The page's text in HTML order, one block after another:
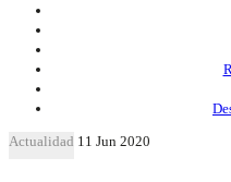
Actualidad 11 Jun 2020